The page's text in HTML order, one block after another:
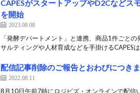
CAPESがスタートアップやD2Cなどス
を開始
2023.08.08
「発酵デパートメント」と連携、商品1件ごと
サルティングや人材育成などを手掛けるCAPES
配信記事削除のご報告とおわびにつき
2022.08.11
8月10日午前7時にロジビズ・オンラインで配信